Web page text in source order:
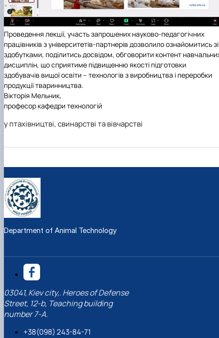
Проведення лекції, участь запрошених науково-педагогічних
працівників з університетів-партнерів дозволило ознайомитись зі
здобутками, поділитись досвідом, обговорити контент
дисциплін, що сприятиме підвищенню якості підготовки
здобувачів вищої освіти – технологів з виробництва і переробки
продукції тваринництва.
Вікторія Мельник,
професор кафедри технологій
у птахівництві, свинарстві та вівчарстві
Department of Animal Technology
03041, Kiev city,. Heroes of Defense
Street, 12-b, Teaching building
number 7-A.
+38(098) 243-84-71